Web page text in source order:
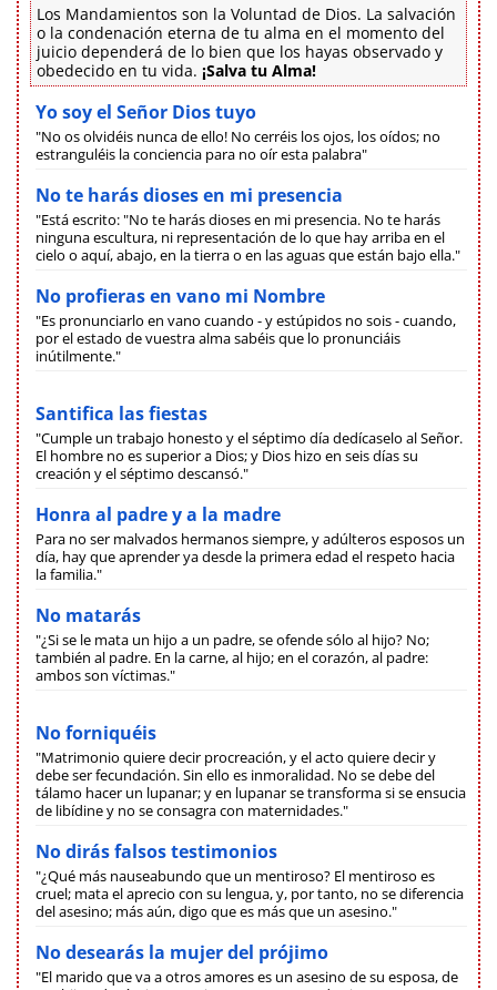
Los Mandamientos son la Voluntad de Dios. La salvación
o la condenación eterna de tu alma en el momento del
juicio dependerá de lo bien que los hayas observado y
obedecido en tu vida. ¡Salva tu Alma!
Yo soy el Señor Dios tuyo
"No os olvidéis nunca de ello! No cerréis los ojos, los oídos; no
estranguléis la conciencia para no oír esta palabra"
No te harás dioses en mi presencia
"Está escrito: "No te harás dioses en mi presencia. No te harás
ninguna escultura, ni representación de lo que hay arriba en el
cielo o aquí, abajo, en la tierra o en las aguas que están bajo ella."
No profieras en vano mi Nombre
"Es pronunciarlo en vano cuando - y estúpidos no sois - cuando,
por el estado de vuestra alma sabéis que lo pronunciáis
inútilmente."
Santifica las fiestas
"Cumple un trabajo honesto y el séptimo día dedícaselo al Señor.
El hombre no es superior a Dios; y Dios hizo en seis días su
creación y el séptimo descansó."
Honra al padre y a la madre
Para no ser malvados hermanos siempre, y adúlteros esposos un
día, hay que aprender ya desde la primera edad el respeto hacia
la familia."
No matarás
"¿Si se le mata un hijo a un padre, se ofende sólo al hijo? No;
también al padre. En la carne, al hijo; en el corazón, al padre:
ambos son víctimas."
No forniquéis
"Matrimonio quiere decir procreación, y el acto quiere decir y
debe ser fecundación. Sin ello es inmoralidad. No se debe del
tálamo hacer un lupanar; y en lupanar se transforma si se ensucia
de libídine y no se consagra con maternidades."
No dirás falsos testimonios
"¿Qué más nauseabundo que un mentiroso? El mentiroso es
cruel; mata el aprecio con su lengua, y, por tanto, no se diferencia
del asesino; más aún, digo que es más que un asesino."
No desearás la mujer del prójimo
"El marido que va a otros amores es un asesino de su esposa, de